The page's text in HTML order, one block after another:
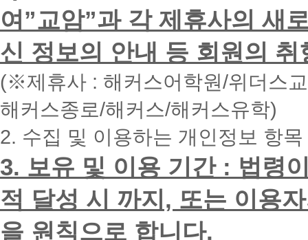
하
시
면
빠
른
간
내
에
화
드
리
겠
습
니
다.
여”교암”과 각 제휴사의 새
신 정보의 안내 등 회원의
(※제휴사 : 해커스어학원/위더스
해커스종로/해커스/해커스유학)
2. 수집 및 이용하는 개인정보 항
3. 보유 및 이용 기간 : 법령
적 달성 시 까지, 또는 이용
을 원칙으로 합니다.